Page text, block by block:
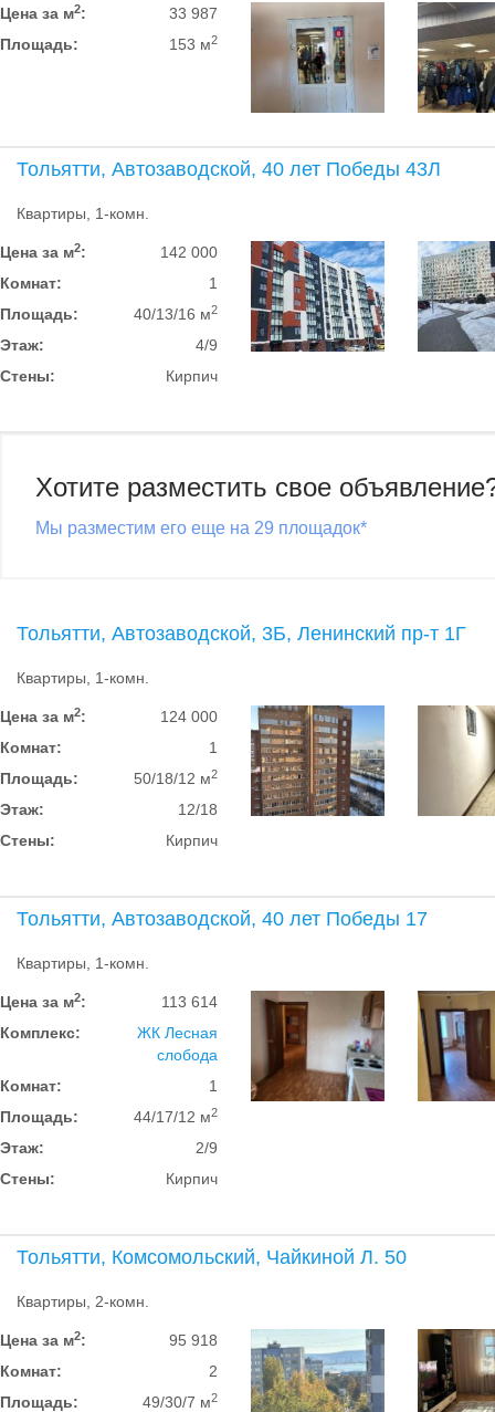
Цена за м2:
33 987
Площадь:
153 м2
Тольятти, Автозаводской, 40 лет Победы 43Л
Квартиры, 1-комн.
Цена за м2:
142 000
Комнат:
1
Площадь:
40/13/16 м2
Этаж:
4/9
Стены:
Кирпич
Хотите разместить свое
Мы разместим его еще на 29 площадок*
Тольятти, Автозаводской, 3Б, Ленинский пр-т 1Г
Квартиры, 1-комн.
Цена за м2:
124 000
Комнат:
1
Площадь:
50/18/12 м2
Этаж:
12/18
Стены:
Кирпич
Тольятти, Автозаводской, 40 лет Победы 17
Квартиры, 1-комн.
Цена за м2:
113 614
Комплекс:
ЖК Лесная
слобода
Комнат:
1
Площадь:
44/17/12 м2
Этаж:
2/9
Стены:
Кирпич
Тольятти, Комсомольский, Чайкиной Л. 50
Квартиры, 2-комн.
Цена за м2:
95 918
Комнат:
2
Площадь:
49/30/7 м2